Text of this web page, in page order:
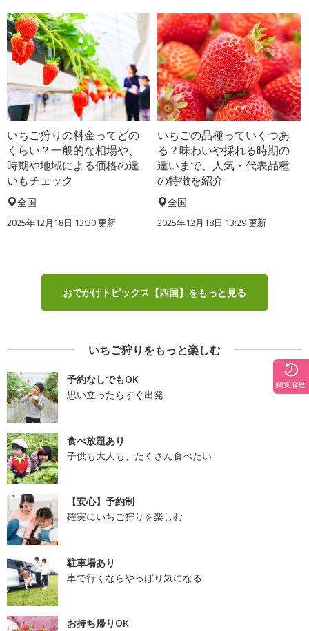
いちご狩りの料金ってどの
くらい？一般的な相場や、
時期や地域による価格の違
いもチェック
全国
2025年12月18日 13:30 更新
いちごの品種っていくつあ
る？味わいや採れる時期の
違いまで、人気・代表品種
の特徴を紹介
全国
2025年12月18日 13:29 更新
おでかけトピックス【四国】をもっと見る
いちご狩りをもっと楽しむ
予約なしでもOK
思い立ったらすぐ出発
食べ放題あり
子供も大人も、たくさん食べたい
【安心】予約制
確実にいちご狩りを楽しむ
駐車場あり
車で行くならやっぱり気になる
お持ち帰りOK
閲覧履歴